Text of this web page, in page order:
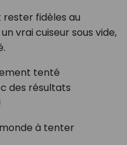
fidèles au
vrai cuiseur sous vide,
tenté
des résultats
à tenter